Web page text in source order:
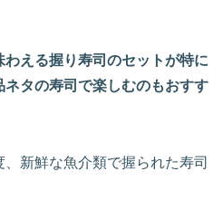
える握り寿司のセットが特に
ネタの寿司で楽しむのもおすす
新鮮な魚介類で握られた寿司